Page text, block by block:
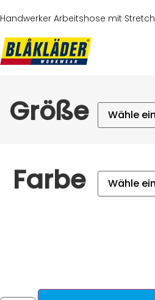
Handwerker Arbeitshose mit Stretch
Größe
Farbe